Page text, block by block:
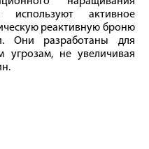
активное
реактивную броню
Они разработаны для
угрозам, не увеличивая